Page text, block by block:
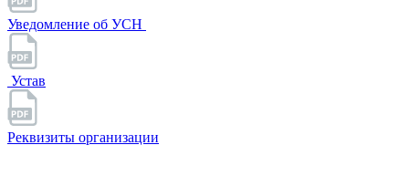
Уведомление об УСН
Устав
Реквизиты организации